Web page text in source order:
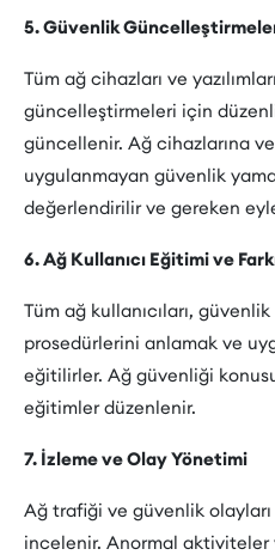
5. Güvenlik
Tüm ağ cihazları ve
güncelleştirmeleri için
güncellenir. Ağ cihazlarına ve
uygulanmayan güvenlik
değerlendirilir ve gereken
6. Ağ Kullanıcı Eğitimi ve
Tüm ağ kullanıcıları,
prosedürlerini anlamak ve
eğitilirler. Ağ güvenliği
eğitimler düzenlenir.
7. İzleme ve Olay Yönetimi
Ağ trafiği ve güvenlik
incelenir. Anormal